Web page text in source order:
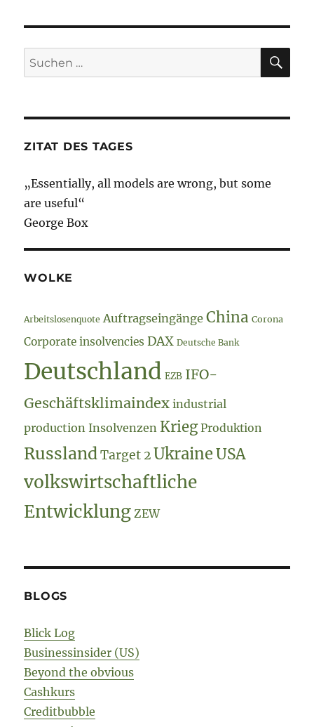
Mai
2021
–
Tier…
Suche
nach:
ZITAT DES TAGES
„Essentially, all models are wrong, but some
are useful“
George Box
WOLKE
Arbeitslosenquote Auftragseingänge China Corona
Corporate insolvencies DAX Deutsche Bank
Deutschland EZB IFO-
Geschäftsklimaindex industrial
production Insolvenzen Krieg Produktion
Russland Target 2 Ukraine USA
volkswirtschaftliche
Entwicklung ZEW
BLOGS
Blick Log
Businessinsider (US)
Beyond the obvious
Cashkurs
Creditbubble